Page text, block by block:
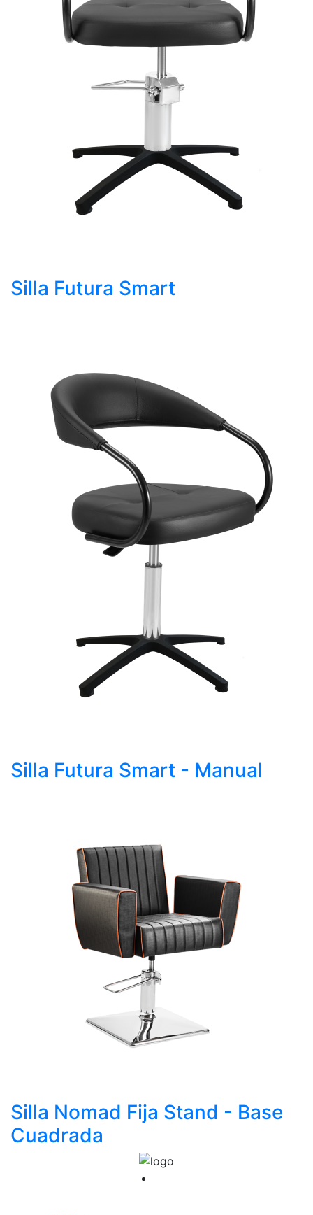
Silla Futura Smart
Silla Futura Smart - Manual
Silla Nomad Fija Stand - Base
Cuadrada